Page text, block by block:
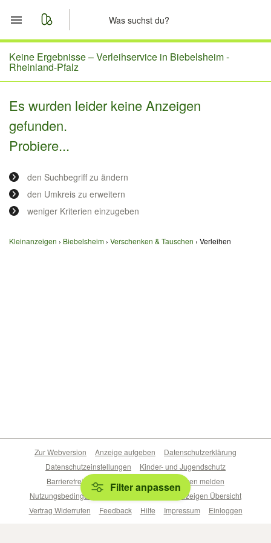
Start
Merkliste
Nachrichten
Anzeige aufgeben
Keine Ergebnisse –Verleihservice in Biebelsheim -
Rheinland-Pfalz
Es wurden leider keine Anzeigen
gefunden.
Probiere...
den Suchbegriff zu ändern
den Umkreis zu erweitern
weniger Kriterien einzugeben
Kleinanzeigen Biebelsheim Verschenken & Tauschen Verleihen
Filter anpassen
Zur Webversion Anzeige aufgeben
Datenschutzerklärung
Datenschutzeinstellungen
Kinder- und Jugendschutz
Barrierefreiheitserklärung
Sicherheitslücken melden
Nutzungsbedingungen
Beliebte Suchen
Anzeigen Übersicht
Vertrag Widerrufen
Feedback Hilfe Impressum Einloggen